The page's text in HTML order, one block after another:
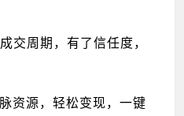
交周期，有了信任度，
资源，轻松变现，一键